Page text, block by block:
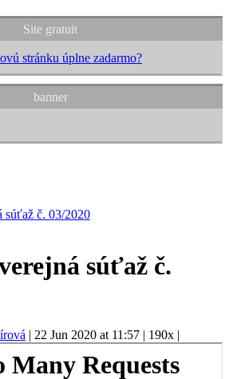
Site gratuit
banner
súťaž č. 03/2020
súťaž č.
| 22 Jun 2020 at 11:57 | 190x |